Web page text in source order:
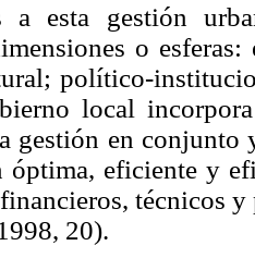
a esta gestión
o
político-
local
gestión en conjunto
eficiente y
técnicos
20).